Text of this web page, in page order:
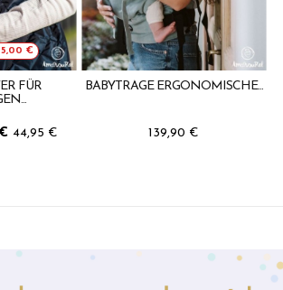
€
FÜR
44,95 €
BABYTRAGE ERGONOMISCHE...
139,90 €